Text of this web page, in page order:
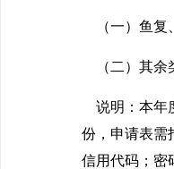
（一）鱼复
（二）其余
说明：本年
份，申请表需
信用代码；密